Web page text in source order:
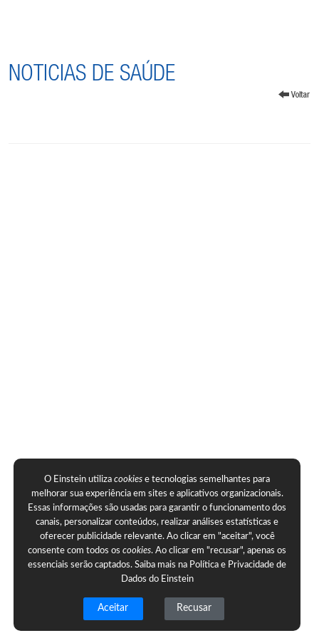
NOTICIAS DE SAÚDE
O Einstein utilizacookies e tecnologias semelhantes para
melhorar sua experiência em sites e aplicativos organizacionais.
Essas informações são usadas para garantir o funcionamento dos
canais, personalizar conteúdos, realizar análises estatísticas e
oferecer publicidade relevante. Ao clicar em "aceitar", você
consente com todos oscookies. Ao clicar em "recusar", apenas os
essenciais serão captados. Saiba mais na Política e Privacidade de
Dados do Einstein
Aceitar Recusar